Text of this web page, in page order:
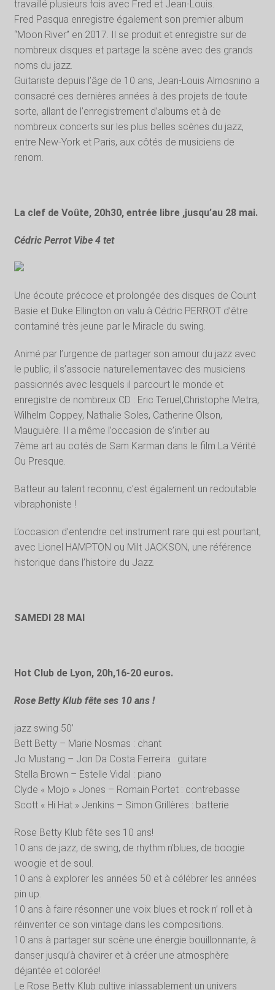
travaillé plusieurs fois avec Fred et Jean-Louis.
Fred Pasqua enregistre également son premier album
“Moon River” en 2017. Il se produit et enregistre sur de
nombreux disques et partage la scène avec des grands
noms du jazz.
Guitariste depuis l’âge de 10 ans, Jean-Louis Almosnino a
consacré ces dernières années à des projets de toute
sorte, allant de l’enregistrement d’albums et à de
nombreux concerts sur les plus belles scènes du jazz,
entre New-York et Paris, aux côtés de musiciens de
renom.
La clef de Voûte, 20h30, entrée libre ,jusqu’au 28 mai.
Cédric Perrot Vibe 4 tet
Une écoute précoce et prolongée des disques de Count
Basie et Duke Ellington on valu à Cédric PERROT d’être
contaminé très jeune par le Miracle du swing.
Animé par l’urgence de partager son amour du jazz avec
le public, il s’associe naturellementavec des musiciens
passionnés avec lesquels il parcourt le monde et
enregistre de nombreux CD : Eric Teruel,Christophe Metra,
Wilhelm Coppey, Nathalie Soles, Catherine Olson,
Mauguière. Il a même l’occasion de s’initier au
7ème art au cotés de Sam Karman dans le film La Vérité
Ou Presque.
Batteur au talent reconnu, c’est également un redoutable
vibraphoniste !
L’occasion d’entendre cet instrument rare qui est pourtant,
avec Lionel HAMPTON ou Milt JACKSON, une référence
historique dans l’histoire du Jazz.
SAMEDI 28 MAI
Hot Club de Lyon, 20h,16-20 euros.
Rose Betty Klub fête ses 10 ans !
jazz swing 50’
Bett Betty – Marie Nosmas : chant
Jo Mustang – Jon Da Costa Ferreira : guitare
Stella Brown – Estelle Vidal : piano
Clyde « Mojo » Jones – Romain Portet : contrebasse
Scott « Hi Hat » Jenkins – Simon Grillères : batterie
Rose Betty Klub fête ses 10 ans!
10 ans de jazz, de swing, de rhythm n’blues, de boogie
woogie et de soul.
10 ans à explorer les années 50 et à célébrer les années
pin up.
10 ans à faire résonner une voix blues et rock n’ roll et à
réinventer ce son vintage dans les compositions.
10 ans à partager sur scène une énergie bouillonnante, à
danser jusqu’à chavirer et à créer une atmosphère
déjantée et colorée!
Le Rose Betty Klub cultive inlassablement un univers